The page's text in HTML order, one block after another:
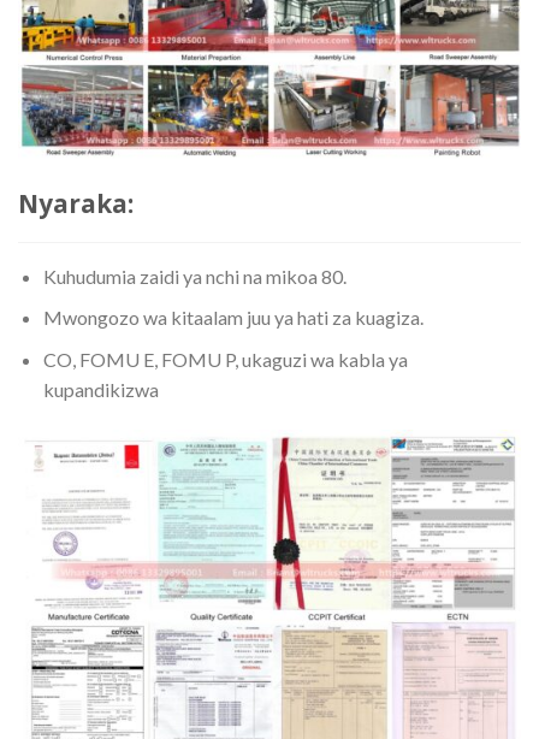
Nyaraka:
Kuhudumia zaidi ya nchi na mikoa 80.
Mwongozo wa kitaalam juu ya hati za kuagiza.
CO, FOMU E, FOMU P, ​​ukaguzi wa kabla ya
kupandikizwa